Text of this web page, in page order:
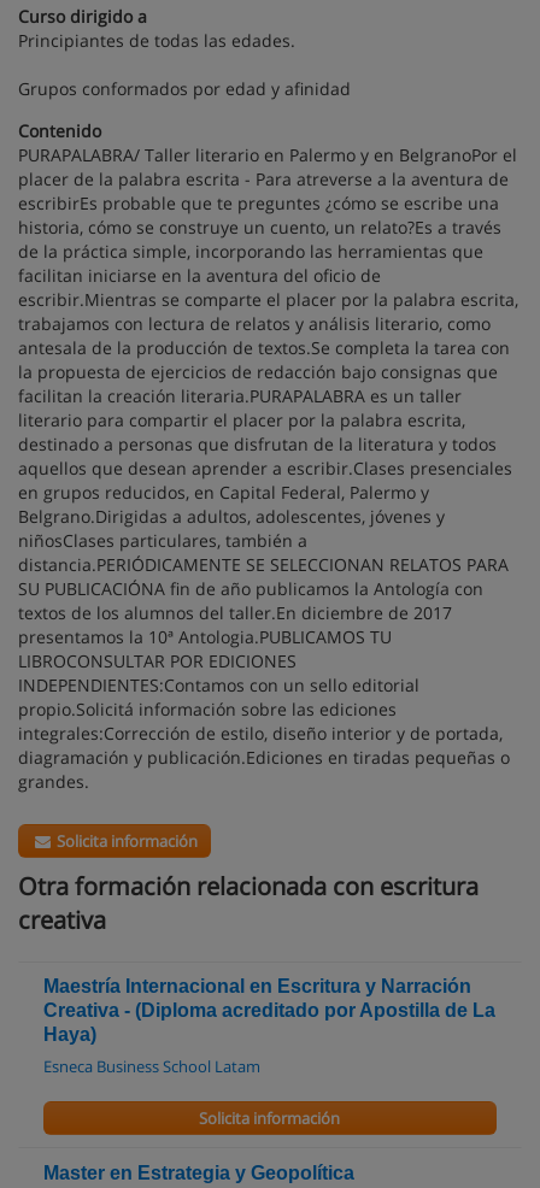
Curso dirigido a
Principiantes de todas las edades.
Grupos conformados por edad y afinidad
Contenido
PURAPALABRA/ Taller literario en Palermo y en BelgranoPor el
placer de la palabra escrita - Para atreverse a la aventura de
escribirEs probable que te preguntes ¿cómo se escribe una
historia, cómo se construye un cuento, un relato?Es a través
de la práctica simple, incorporando las herramientas que
facilitan iniciarse en la aventura del oficio de
escribir.Mientras se comparte el placer por la palabra escrita,
trabajamos con lectura de relatos y análisis literario, como
antesala de la producción de textos.Se completa la tarea con
la propuesta de ejercicios de redacción bajo consignas que
facilitan la creación literaria.PURAPALABRA es un taller
literario para compartir el placer por la palabra escrita,
destinado a personas que disfrutan de la literatura y todos
aquellos que desean aprender a escribir.Clases presenciales
en grupos reducidos, en Capital Federal, Palermo y
Belgrano.Dirigidas a adultos, adolescentes, jóvenes y
niñosClases particulares, también a
distancia.PERIÓDICAMENTE SE SELECCIONAN RELATOS PARA
SU PUBLICACIÓNA fin de año publicamos la Antología con
textos de los alumnos del taller.En diciembre de 2017
presentamos la 10ª Antologia.PUBLICAMOS TU
LIBROCONSULTAR POR EDICIONES
INDEPENDIENTES:Contamos con un sello editorial
propio.Solicitá información sobre las ediciones
integrales:Corrección de estilo, diseño interior y de portada,
diagramación y publicación.Ediciones en tiradas pequeñas o
grandes.
Solicita información
Otra formación relacionada con escritura
creativa
Maestría Internacional en Escritura y Narración
Creativa - (Diploma acreditado por Apostilla de La
Haya)
Esneca Business School Latam
Solicita información
Master en Estrategia y Geopolítica